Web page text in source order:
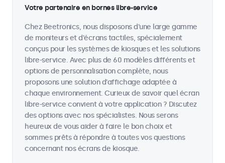
Votre partenaire en bornes libre-service
Chez Beetronics, nous disposons d'une large gamme
de moniteurs et d'écrans tactiles, spécialement
conçus pour les systèmes de kiosques et les solutions
libre-service. Avec plus de 60 modèles différents et
options de personnalisation complète, nous
proposons une solution d'affichage adaptée à
chaque environnement. Curieux de savoir quel écran
libre-service convient à votre application ? Discutez
des options avec nos spécialistes. Nous serons
heureux de vous aider à faire le bon choix et
sommes prêts à répondre à toutes vos questions
concernant nos écrans de kiosque.